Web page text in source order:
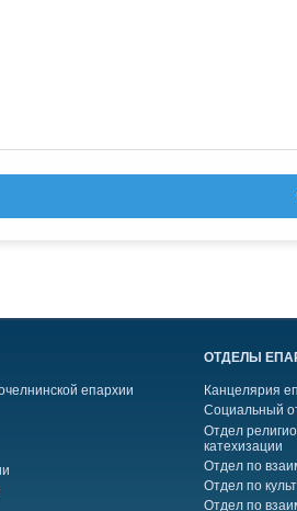
епархии
ОТДЕЛЫ
Канцелярия
Социальный
Отдел
катехизации
Отдел по
Отдел по
Отдел по